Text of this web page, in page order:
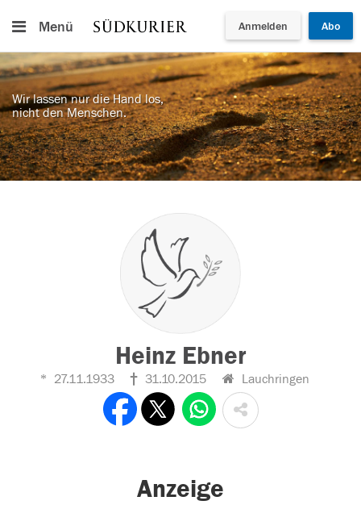
Menü Anmelden Abo
Wir lassen nur die Hand los,
nicht den Menschen.
Heinz Ebner
27.11.1933 31.10.2015 Lauchringen
Anzeige